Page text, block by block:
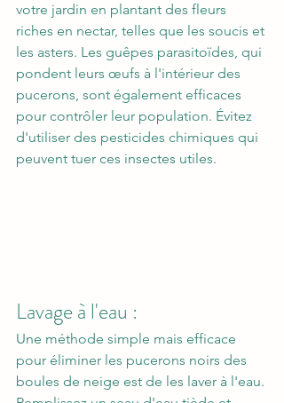
votre jardin en plantant des fleurs
riches en nectar, telles que les soucis et
les asters. Les guêpes parasitoïdes, qui
pondent leurs œufs à l'intérieur des
pucerons, sont également efficaces
pour contrôler leur population. Évitez
d'utiliser des pesticides chimiques qui
peuvent tuer ces insectes utiles.
Lavage à l'eau :
Une méthode simple mais efficace
pour éliminer les pucerons noirs des
boules de neige est de les laver à l'eau.